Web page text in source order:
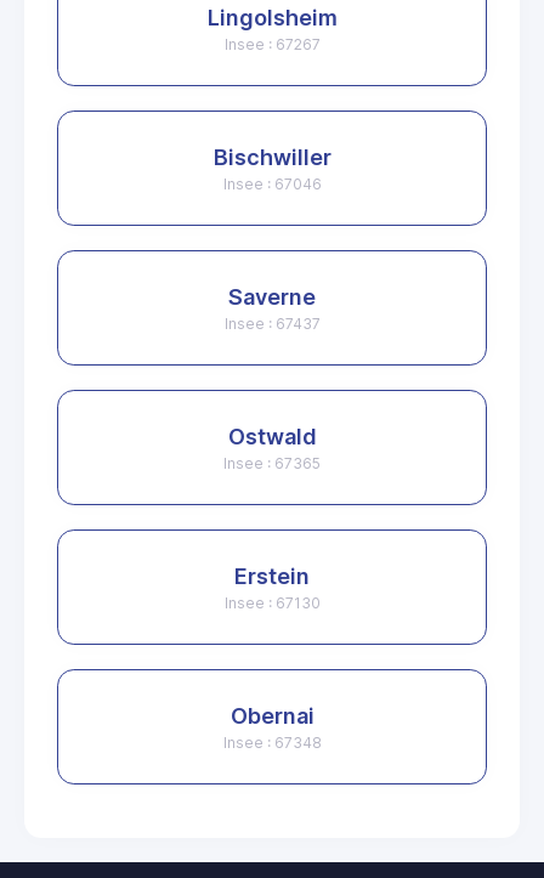
Lingolsheim
Insee : 67267
Bischwiller
Insee : 67046
Saverne
Insee : 67437
Ostwald
Insee : 67365
Erstein
Insee : 67130
Obernai
Insee : 67348